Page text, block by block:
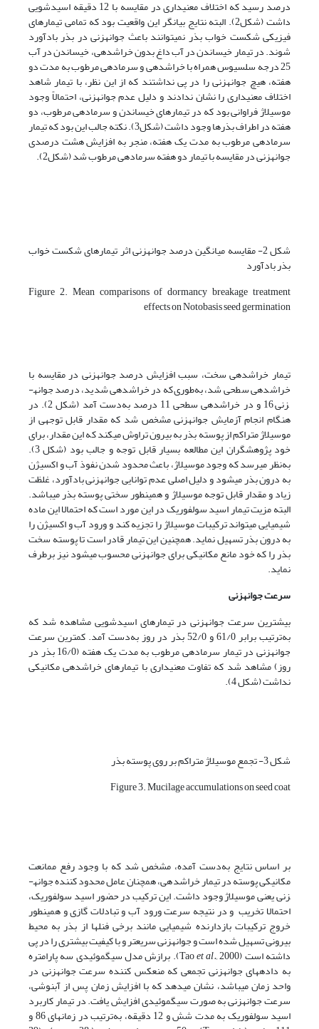
درصد رسید که اختلاف معنی­داری در مقایسه با 12 دقیقه اسیدشویی
داشت (شکل2). البته نتایج بیانگر این واقعیت بود که تمامی تیمارهای
فیزیکی شکست خواب بذر نمی­توانند باعث جوانه­زنی در بذر بادآورد
شوند. در تیمار خیساندن در آب داغ بدون خراش­دهی، خیساندن در آب
25 درجه سلسیوس همراه با خراش­دهی و سرمادهی مرطوب به مدت دو
هفته، هیچ جوانه­زنی را در پی نداشتند که از این نظر، با تیمار شاهد
اختلاف معنی­داری را نشان ندادند و دلیل عدم جوانه­زنی، احتمالاً وجود
موسیلاژ فراوانی بود که در تیمارهای خیساندن و سرما­دهی مرطوب، دو
هفته در اطراف بذرها وجود داشت (شکل3). نکته جالب این بود که تیمار
سرمادهی مرطوب به مدت یک هفته، منجر به افزایش هشت درصدی
جوانه­زنی در مقایسه با تیمار دو هفته سرمادهی مرطوب شد (شکل2).
شکل 2- مقایسه میانگین درصد جوانه­زنی اثر تیمارهای شکست خواب
بذر بادآورد
Figure 2. Mean comparisons of dormancy breakage treatment
effects on Notobasis seed germination
تیمار خراش­دهی سخت، سبب افزایش درصد جوانه­زنی در مقایسه با
خراش­دهی سطحی شد، به‌طوری‌که در خراش­دهی شدید، درصد جوانه­
زنی 16 و در خراش­دهی سطحی 11 درصد به‌دست آمد (شکل 2). در
هنگام انجام آزمایش جوانه­زنی مشخص شد که مقدار قابل توجهی از
موسیلاژ متراکم از پوسته بذر به بیرون تراوش می­کند که این مقدار، برای
خود پژوهشگران این مطالعه بسیار قابل توجه و جالب بود (شکل 3).
به‌نظر می­رسد که وجود موسیلاژ، باعث محدود شدن نفوذ آب و اکسیژن
به درون بذر می­شود و دلیل اصلی عدم توانایی جوانه­زنی بادآورد، غلظت
زیاد و مقدار قابل توجه موسیلاژ و همینطور سختی پوسته بذر می­باشد.
البته مزیت تیمار اسید سولفوریک در این مورد است که احتمالا این ماده
شیمیایی می­تواند ترکیبات موسیلاژ را تجزیه کند و ورود آب و اکسیژن را
به درون بذر تسهیل نماید. همچنین این تیمار قادر است تا پوسته سخت
بذر را که خود مانع مکانیکی برای جوانه­زنی محسوب می­شود نیز برطرف
نماید.
سرعت جوانه­زنی
بیشترین سرعت جوانه­زنی در تیمارهای اسیدشویی مشاهده شد که
به‌ترتیب برابر 61/0 و 52/0 بذر در روز به‌دست آمد. کمترین سرعت
جوانه­زنی در تیمار سرمادهی مرطوب به مدت یک هفته (16/0 بذر در
روز) مشاهد شد که تفاوت معنی­داری با تیمارهای خراش­دهی مکانیکی
نداشت (شکل 4).
شکل 3- تجمع موسیلاژ متراکم بر روی پوسته بذر
Figure 3. Mucilage accumulations on seed coat
بر اساس نتایج به‌دست آمده، مشخص شد که با وجود رفع ممانعت
مکانیکی پوسته در تیمار خراش­دهی، همچنان عامل محدود کننده جوانه­
زنی یعنی موسیلاژ وجود داشت. این ترکیب در حضور اسید سولفوریک،
احتمالا تخریب و در نتیجه سرعت ورود آب و تبادلات گازی و همینطور
خروج ترکیبات بازدارنده شیمیایی مانند برخی فنل­ها از بذر به محیط
بیرونی تسهیل شده است و جوانه­زنی سریعتر و با کیفیت بیشتری را در پی
داشته است (Tao et al., 2000). برازش مدل سیگموئیدی سه پارامتره
به داده­های جوانه­زنی تجمعی که منعکس کننده سرعت جوانه­زنی در
واحد زمان می­باشد، نشان می­دهد که با افزایش زمان پس از آبنوشی،
سرعت جوانه­زنی به صورت سیگموئیدی افزایش یافت. در تیمار کاربرد
اسید سولفوریک به مدت شش و 12 دقیقه، به‌ترتیب در زمان­های 86 و